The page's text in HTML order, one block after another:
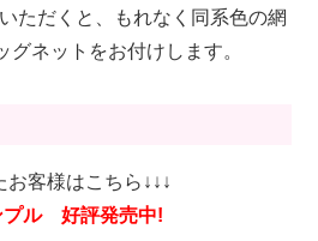
ただくと、もれなく同系色の網
ネットをお付けします。
お客様はこちら↓↓↓
ル 好評発売中!